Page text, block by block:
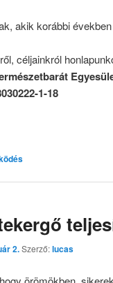
akik korábbi
céljainkról
1-18
2.Szerző:lucas